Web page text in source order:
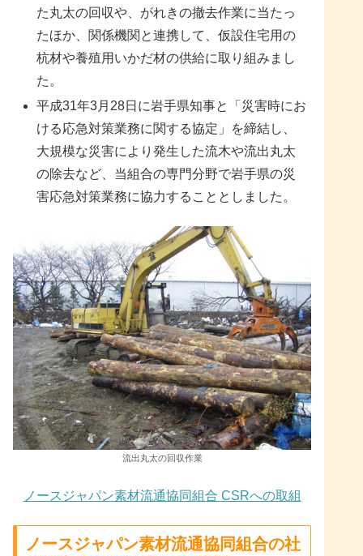
た丸太の回収や、がれきの撤去作業に当たっ
たほか、関係機関と連携して、仮設住宅用の
杭材や養殖用いかだ材の供給に取り組みまし
た。
平成31年3月28日に岩手県知事と「災害時にお
ける応急対策業務に関する協定」を締結し、
大規模な災害により発生した流木や流出丸太
の除去など、当組合の専門分野で岩手県の災
害応急対策業務に協力することとしました。
流出丸太の回収作業
ノースジャパン素材流通協同組合 CSRへの取組
ノースジャパン素材流通協同組合の社